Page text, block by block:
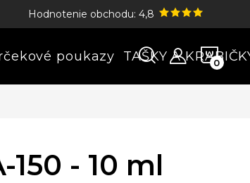
Hodnotenie obchodu: 4,8
poukazy TAŠKY A
150 - 10 ml